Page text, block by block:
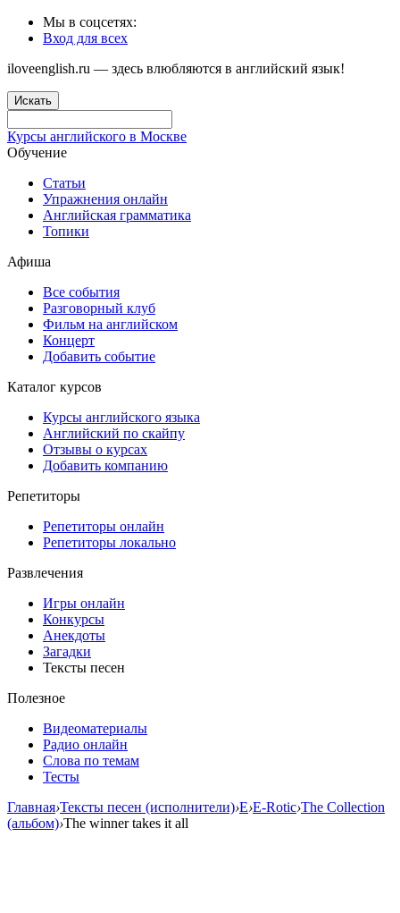
Мы в соцсетях:
Вход для всех
iloveenglish.ru — здесь влюбляются в английский язык!
Искать
Курсы английского в Москве
Обучение
Статьи
Упражнения онлайн
Английская грамматика
Топики
Афиша
Все события
Разговорный клуб
Фильм на английском
Концерт
Добавить событие
Каталог курсов
Курсы английского языка
Английский по скайпу
Отзывы о курсах
Добавить компанию
Репетиторы
Репетиторы онлайн
Репетиторы локально
Развлечения
Игры онлайн
Конкурсы
Анекдоты
Загадки
Тексты песен
Полезное
Видеоматериалы
Радио онлайн
Слова по темам
Тесты
Главная›Тексты песен (исполнители)›E›E-Rotic›The Collection
(альбом)›The winner takes it all